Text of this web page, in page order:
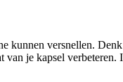
kunnen versnellen.
je kapsel verbeteren.